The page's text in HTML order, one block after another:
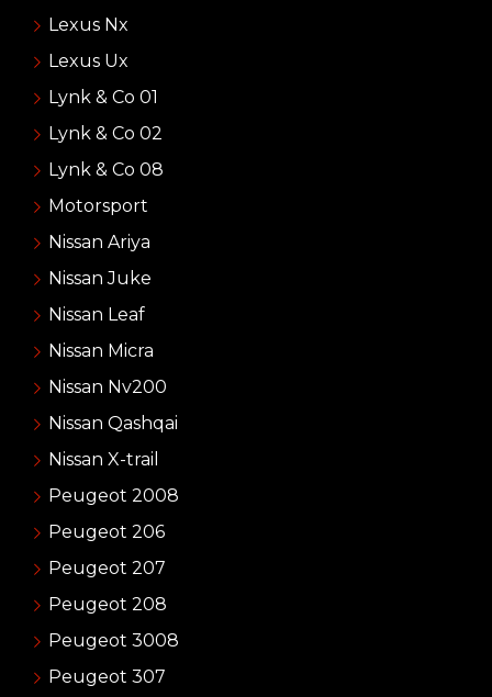
Lexus Nx
Lexus Ux
Lynk & Co 01
Lynk & Co 02
Lynk & Co 08
Motorsport
Nissan Ariya
Nissan Juke
Nissan Leaf
Nissan Micra
Nissan Nv200
Nissan Qashqai
Nissan X-trail
Peugeot 2008
Peugeot 206
Peugeot 207
Peugeot 208
Peugeot 3008
Peugeot 307